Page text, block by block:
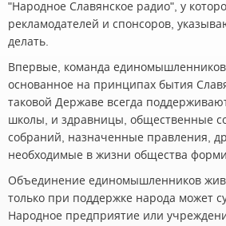
"Народное Славянское радио", у
рекламодателей и спонсоров,
делать.
Впервые, команда единомышленников
основанное на принципах бытия
таковой Державе всегда
школы, и здравницы, общественные
собраний, назначенные правления,
необходимые в жизни общества
Объединение единомышленников
только при поддержке народа может
Народное предприятие или